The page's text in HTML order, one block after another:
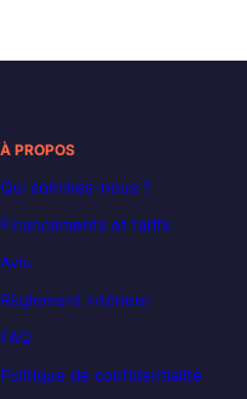
À PROPOS
Qui sommes-nous ?
Financements et tarifs
Avis
Règlement intérieur
FAQ
Politique de confidentialité